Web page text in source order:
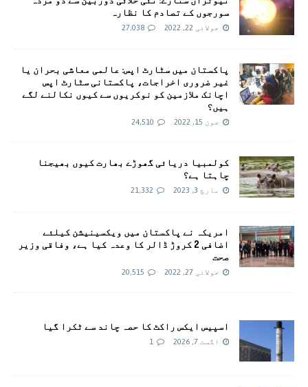
سورجوں کے تصادم کا نظارہ
جولائی 22, 2022 27,038
پاکستان میں سٹارٹ اپس: عالمی معاشی بحران یا
غیر ضروری اخراجات، پاکستانی سٹارٹ اپس
اچانک ملازمین کو نوکریوں سے کیوں نکالنے لگے
ہیں؟
جون 15, 2022 24,510
کولمبیا دریائی گھوڑے بھارت کیوں بھیجنا
چاہتا ہے؟
مارچ 3, 2023 21,332
امريکہ نے پاکستان میں ویکسینیشن کیلئے
اضافی 2 کروڑ ڈالر کا وعدہ کیا ہے، وفاقی وزیر
صحت
جولائی 27, 2022 20,515
اسپیس ایکس راکٹ کا حصہ چاند سے ٹکرا گیا
اگست 7, 2026 1